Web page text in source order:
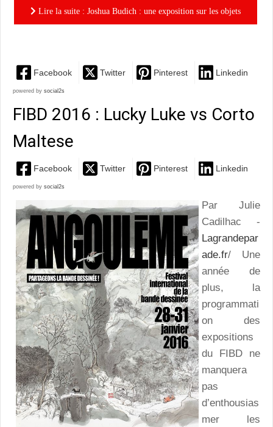
Lire la suite : Joshua Budich : une exposition sur les objets
Facebook Twitter Pinterest Linkedin
powered by social2s
FIBD 2016 : Lucky Luke vs Corto
Maltese
Facebook Twitter Pinterest Linkedin
powered by social2s
Par Julie
Cadilhac -
Lagrandepar
ade.fr/ Une
année de
plus, la
programmati
on des
expositions
du FIBD ne
manquera
pas
d’enthousias
mer les